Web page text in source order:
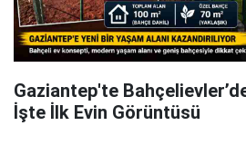
Gaziantep'te
İşte İlk Evin Görüntüsü